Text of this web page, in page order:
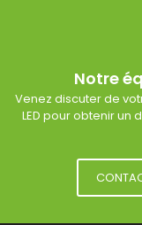
Notre
Venez discuter de
LED pour obtenir un